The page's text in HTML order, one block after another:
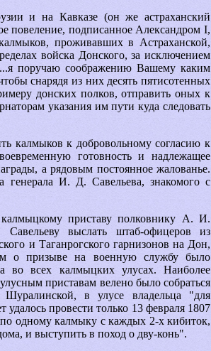
и на Кавказе (он же астраханский
повеление, подписанное Александром I,
проживавших в Астраханской,
войска Донского, за исключением
поручаю соображению Вашему каким
снарядя из них десять пятисотенных
донских полков, отправить оных к
указания им пути куда следовать
калмыков к добровольному согласию к
готовность и надлежащее
а рядовым постоянное жалованье.
генерала И. Д. Савельева, знакомого с
приставу полковнику А. И.
выслать штаб-офицеров из
и Таганрогского гарнизонов на Дон,
о призыве на военную службу было
во всех калмыцких улусах. Наиболее
приставам велено было собраться
в улусе владельца "для
удалось провести только 13 февраля 1807
одному калмыку с каждых 2-х кибиток,
и выступить в поход о дву-конь".